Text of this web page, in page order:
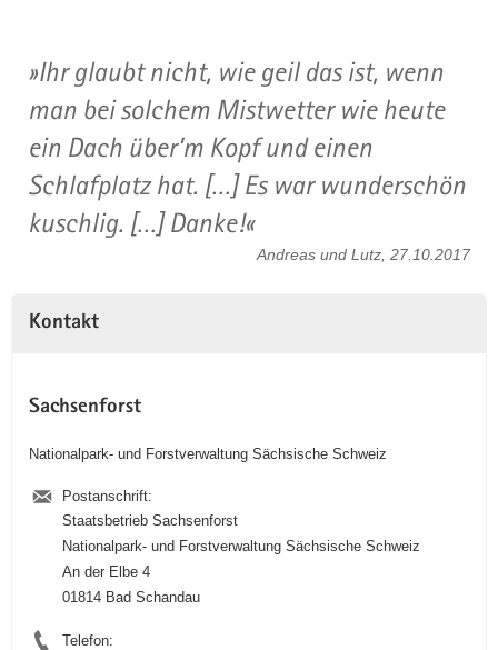
Ihr glaubt nicht, wie geil das ist, wenn
man bei solchem Mistwetter wie heute
ein Dach über’m Kopf und einen
Schlafplatz hat. […] Es war wunderschön
kuschlig. […] Danke!
Andreas und Lutz, 27.10.2017
Kontakt
Sachsenforst
Nationalpark- und Forstverwaltung Sächsische Schweiz
Postanschrift:
Staatsbetrieb Sachsenforst
Nationalpark- und Forstverwaltung Sächsische Schweiz
An der Elbe 4
01814 Bad Schandau
Telefon: